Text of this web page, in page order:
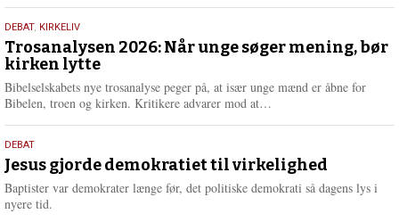
e
2.
juni
2026
DEBAT, KIRKELIV
Trosanalysen 2026: Når unge søger mening, bør
kirken lytte
Bibelselskabets nye trosanalyse peger på, at især unge mænd er åbne for
Bibelen, troen og kirken. Kritikere advarer mod at…
e
e
18.
maj
2026
DEBAT
Jesus gjorde demokratiet til virkelighed
Baptister var demokrater længe før, det politiske demokrati så dagens lys i
nyere tid.